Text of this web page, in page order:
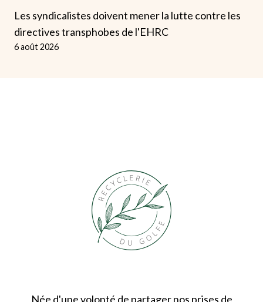
Les syndicalistes doivent mener la lutte contre les
directives transphobes de l'EHRC
6 août 2026
Née d'une volonté de partager nos prises de